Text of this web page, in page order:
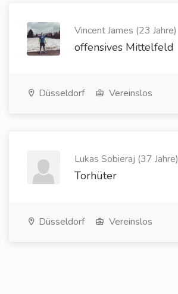
Vincent James (23 Jahre)
offensives Mittelfeld
Düsseldorf Vereinslos
Lukas Sobieraj (37 Jahre)
Torhüter
Düsseldorf Vereinslos